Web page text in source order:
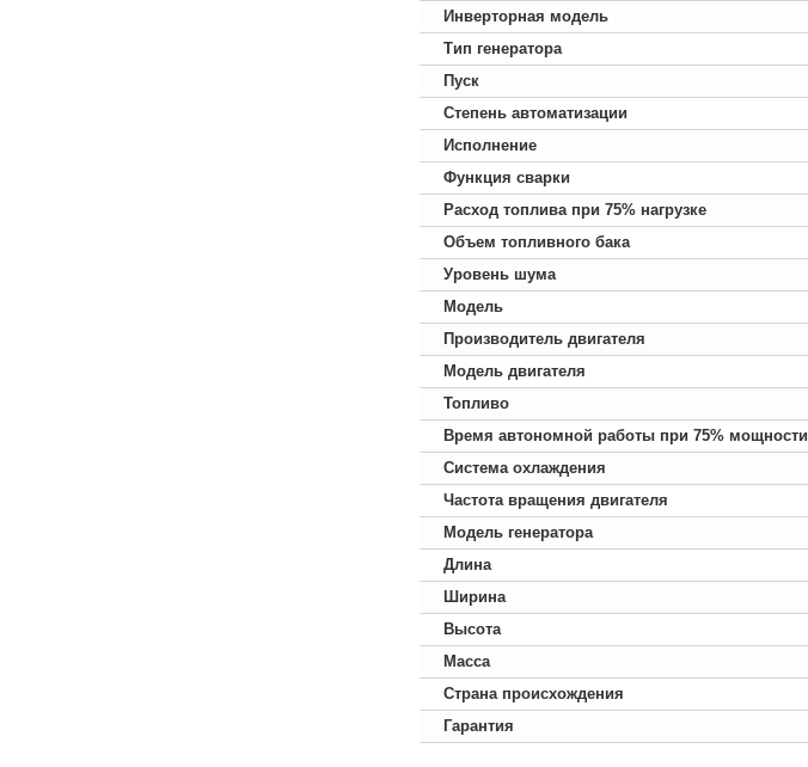
Инверторная модель
Тип генератора
Пуск
Степень автоматизации
Исполнение
Функция сварки
Расход топлива при 75% нагрузке
Объем топливного бака
Уровень шума
Модель
Производитель двигателя
Модель двигателя
Топливо
Время автономной работы при 75% мощности
Система охлаждения
Частота вращения двигателя
Модель генератора
Длина
Ширина
Высота
Масса
Страна происхождения
Гарантия